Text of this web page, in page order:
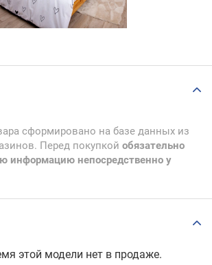
сформировано на базе данных из
Перед покупкой обязательно
информацию непосредственно у
этой модели нет в продаже.